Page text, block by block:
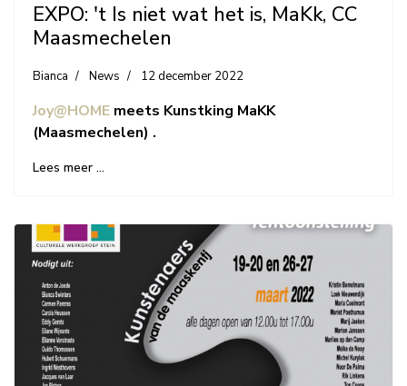
EXPO: 't Is niet wat het is, MaKk, CC
Maasmechelen
Bianca News 12 december 2022
Joy@HOME meets Kunstking MaKK
(Maasmechelen) .
Lees meer …